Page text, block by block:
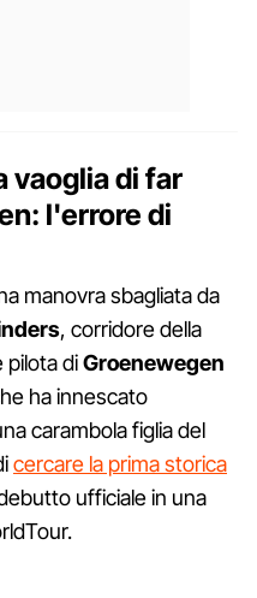
vaoglia di far
l'errore di
manovra sbagliata da
, corridore della
pilota diGroenewegen
ha innescato
carambola figlia del
cercare la prima storica
ufficiale in una